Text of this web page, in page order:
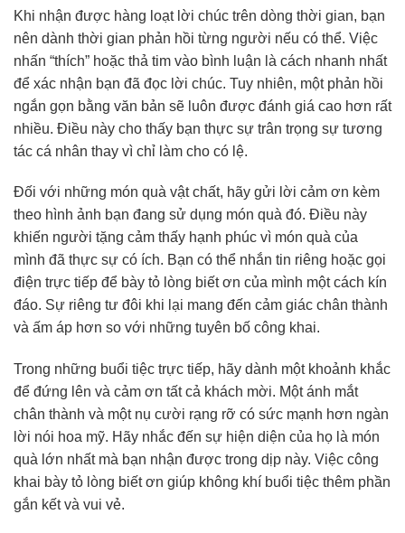
Khi nhận được hàng loạt lời chúc trên dòng thời gian, bạn
nên dành thời gian phản hồi từng người nếu có thể. Việc
nhấn “thích” hoặc thả tim vào bình luận là cách nhanh nhất
để xác nhận bạn đã đọc lời chúc. Tuy nhiên, một phản hồi
ngắn gọn bằng văn bản sẽ luôn được đánh giá cao hơn rất
nhiều. Điều này cho thấy bạn thực sự trân trọng sự tương
tác cá nhân thay vì chỉ làm cho có lệ.
Đối với những món quà vật chất, hãy gửi lời cảm ơn kèm
theo hình ảnh bạn đang sử dụng món quà đó. Điều này
khiến người tặng cảm thấy hạnh phúc vì món quà của
mình đã thực sự có ích. Bạn có thể nhắn tin riêng hoặc gọi
điện trực tiếp để bày tỏ lòng biết ơn của mình một cách kín
đáo. Sự riêng tư đôi khi lại mang đến cảm giác chân thành
và ấm áp hơn so với những tuyên bố công khai.
Trong những buổi tiệc trực tiếp, hãy dành một khoảnh khắc
để đứng lên và cảm ơn tất cả khách mời. Một ánh mắt
chân thành và một nụ cười rạng rỡ có sức mạnh hơn ngàn
lời nói hoa mỹ. Hãy nhắc đến sự hiện diện của họ là món
quà lớn nhất mà bạn nhận được trong dịp này. Việc công
khai bày tỏ lòng biết ơn giúp không khí buổi tiệc thêm phần
gắn kết và vui vẻ.